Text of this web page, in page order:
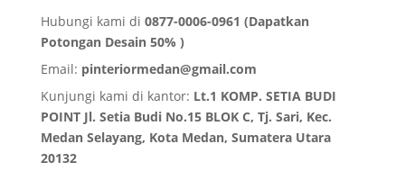
Hubungi kami di 0877-0006-0961 (Dapatkan
Potongan Desain 50% )
Email: pinteriormedan@gmail.com
Kunjungi kami di kantor: Lt.1 KOMP. SETIA BUDI
POINT Jl. Setia Budi No.15 BLOK C, Tj. Sari, Kec.
Medan Selayang, Kota Medan, Sumatera Utara
20132